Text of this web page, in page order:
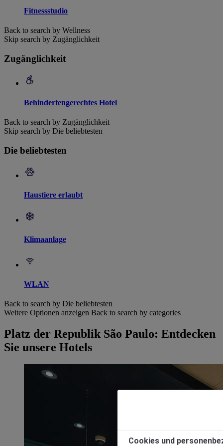
Fitnessstudio
Back to search by Wellness
Skip search by Zugänglichkeit
Zugänglichkeit
Behindertengerechtes Hotel
Back to search by Zugänglichkeit
Skip search by Die beliebtesten
Die beliebtesten
Haustiere erlaubt
Klimaanlage
WLAN
Back to search by Die beliebtesten
Weitere Optionen anzeigen Back to search by categories
Platz der Republik São Paulo: Entdecken
Sie unsere Hotels
Cookies und